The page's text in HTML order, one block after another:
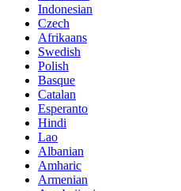
Indonesian
Czech
Afrikaans
Swedish
Polish
Basque
Catalan
Esperanto
Hindi
Lao
Albanian
Amharic
Armenian